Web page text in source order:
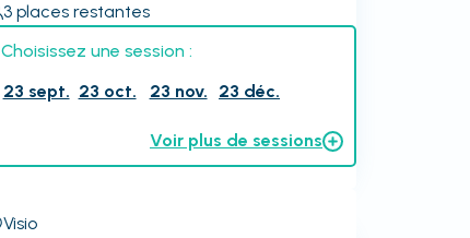
3 places restantes
Choisissez une session :
23 sept. 23 oct. 23 nov. 23 déc.
Voir plus de sessions
Visio